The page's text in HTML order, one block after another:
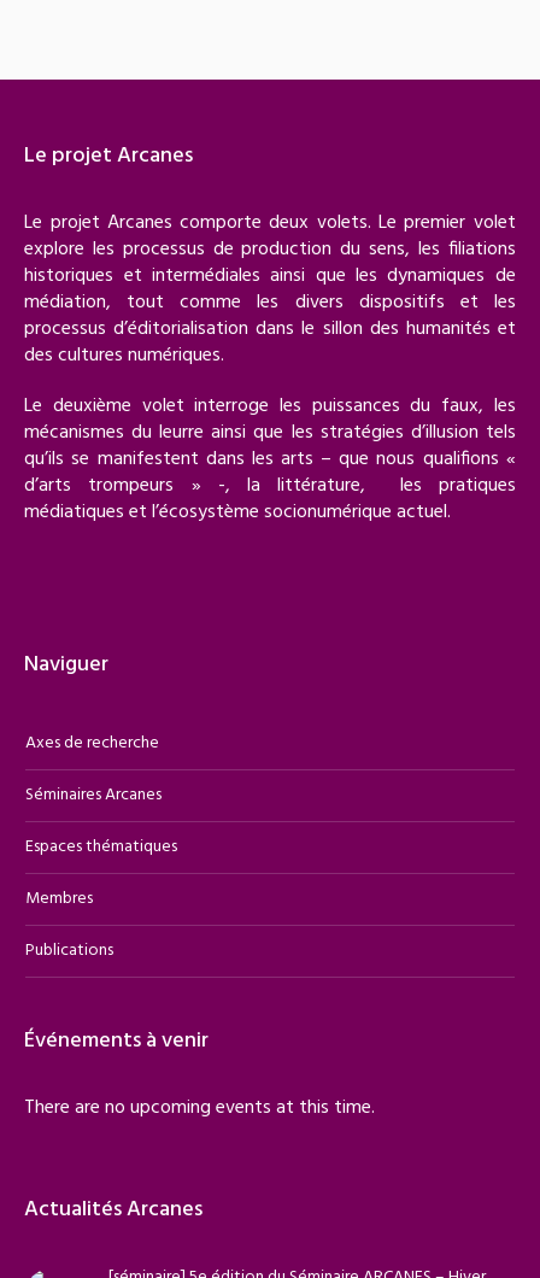
Le projet Arcanes
Le projet Arcanes comporte deux volets. Le premier volet
explore les processus de production du sens, les filiations
historiques et intermédiales ainsi que les dynamiques de
médiation, tout comme les divers dispositifs et les
processus d’éditorialisation dans le sillon des humanités et
des cultures numériques.
Le deuxième volet interroge les puissances du faux, les
mécanismes du leurre ainsi que les stratégies d’illusion tels
qu’ils se manifestent dans les arts – que nous qualifions «
d’arts trompeurs » -, la littérature, les pratiques
médiatiques et l’écosystème socionumérique actuel.
Naviguer
Axes de recherche
Séminaires Arcanes
Espaces thématiques
Membres
Publications
Événements à venir
There are no upcoming events at this time.
Actualités Arcanes